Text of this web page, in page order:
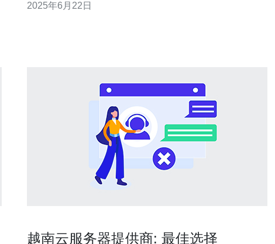
场上备受瞩目。 越南原生IP云服务器采用高性能硬件设
2025年6月22日
越南云服务器提供商: 最佳选择